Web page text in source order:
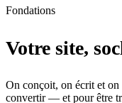
Fondations
Votre site,
On conçoit, on écrit et
convertir — et pour être